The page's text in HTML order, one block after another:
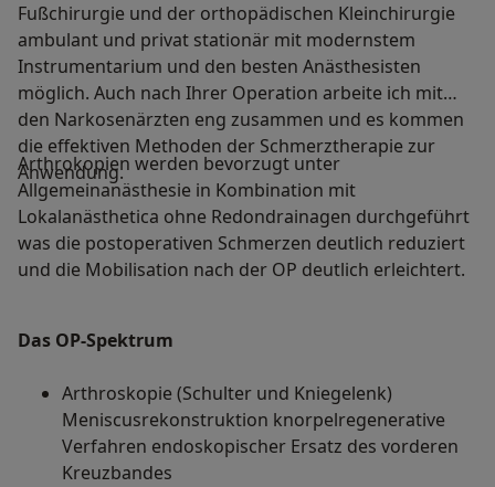
Fußchirurgie und der orthopädischen Kleinchirurgie
ambulant und privat stationär mit modernstem
Instrumentarium und den besten Anästhesisten
möglich. Auch nach Ihrer Operation arbeite ich mit
den Narkosenärzten eng zusammen und es kommen
die effektiven Methoden der Schmerztherapie zur
Anwendung.
Arthrokopien werden bevorzugt unter
Allgemeinanästhesie in Kombination mit
Lokalanästhetica ohne Redondrainagen durchgeführt
was die postoperativen Schmerzen deutlich reduziert
und die Mobilisation nach der OP deutlich erleichtert.
Das OP-Spektrum
Arthroskopie (Schulter und Kniegelenk)
Meniscusrekonstruktion knorpelregenerative
Verfahren endoskopischer Ersatz des vorderen
Kreuzbandes